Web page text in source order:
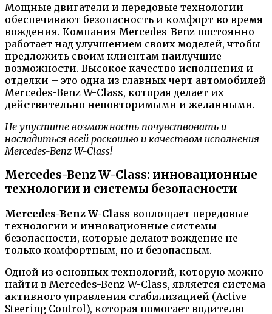
Мощные двигатели и передовые технологии
обеспечивают безопасность и комфорт во время
вождения. Компания Mercedes-Benz постоянно
работает над улучшением своих моделей, чтобы
предложить своим клиентам наилучшие
возможности. Высокое качество исполнения и
отделки – это одна из главных черт автомобилей
Mercedes-Benz W-Class, которая делает их
действительно неповторимыми и желанными.
Не упустите возможность почувствовать и
насладиться всей роскошью и качеством исполнения
Mercedes-Benz W-Class!
Mercedes-Benz W-Class: инновационные
технологии и системы безопасности
Mercedes-Benz W-Class воплощает передовые
технологии и инновационные системы
безопасности, которые делают вождение не
только комфортным, но и безопасным.
Одной из основных технологий, которую можно
найти в Mercedes-Benz W-Class, является система
активного управления стабилизацией (Active
Steering Control), которая помогает водителю